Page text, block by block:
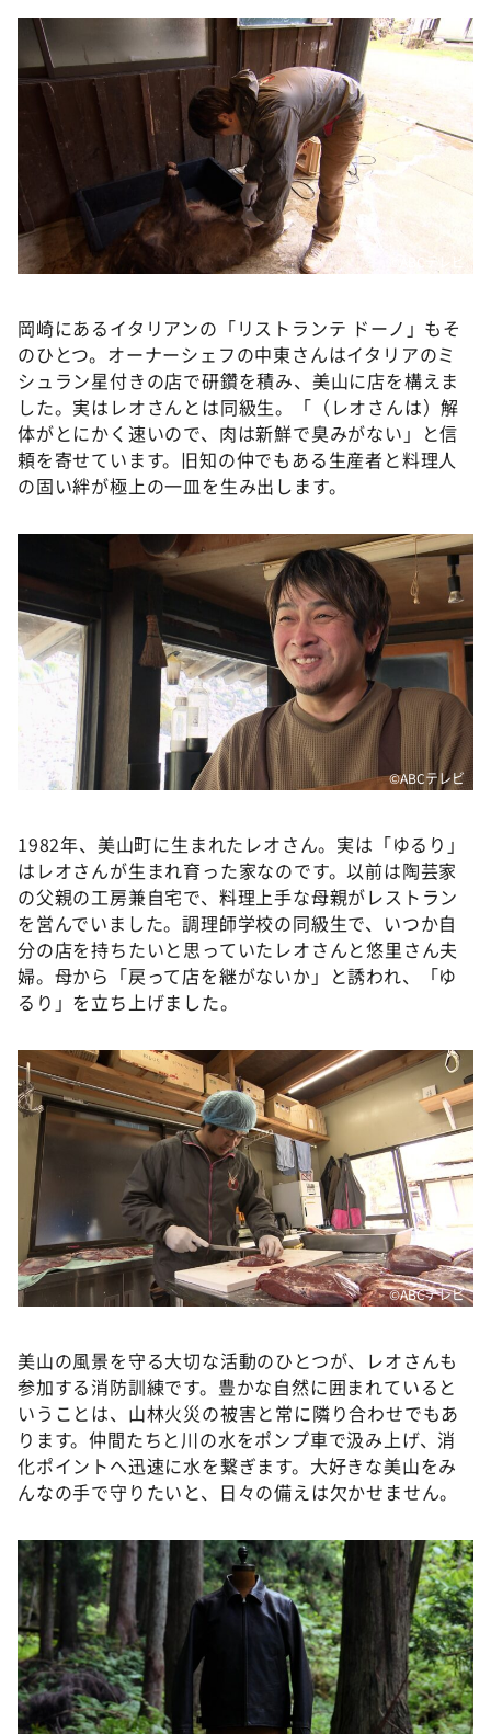
©ABCテレビ
岡崎にあるイタリアンの「リストランテ ドーノ」もそ
のひとつ。オーナーシェフの中東さんはイタリアのミ
シュラン星付きの店で研鑽を積み、美山に店を構えま
した。実はレオさんとは同級生。「（レオさんは）解
体がとにかく速いので、肉は新鮮で臭みがない」と信
頼を寄せています。旧知の仲でもある生産者と料理人
の固い絆が極上の一皿を生み出します。
©ABCテレビ
1982年、美山町に生まれたレオさん。実は「ゆるり」
はレオさんが生まれ育った家なのです。以前は陶芸家
の父親の工房兼自宅で、料理上手な母親がレストラン
を営んでいました。調理師学校の同級生で、いつか自
分の店を持ちたいと思っていたレオさんと悠里さん夫
婦。母から「戻って店を継がないか」と誘われ、「ゆ
るり」を立ち上げました。
©ABCテレビ
美山の風景を守る大切な活動のひとつが、レオさんも
参加する消防訓練です。豊かな自然に囲まれていると
いうことは、山林火災の被害と常に隣り合わせでもあ
ります。仲間たちと川の水をポンプ車で汲み上げ、消
化ポイントへ迅速に水を繋ぎます。大好きな美山をみ
んなの手で守りたいと、日々の備えは欠かせません。